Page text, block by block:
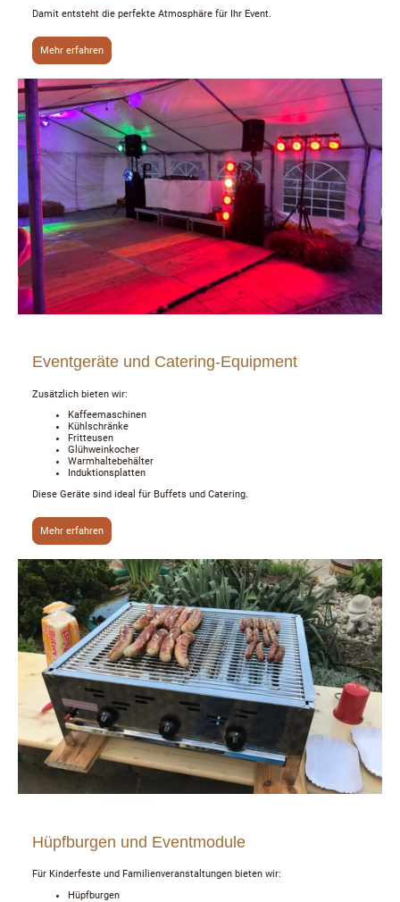
Damit entsteht die perfekte Atmosphäre für Ihr Event.
Mehr erfahren
Eventgeräte und Catering-Equipment
Zusätzlich bieten wir:
Kaffeemaschinen
Kühlschränke
Fritteusen
Glühweinkocher
Warmhaltebehälter
Induktionsplatten
Diese Geräte sind ideal für Buffets und Catering.
Mehr erfahren
Hüpfburgen und Eventmodule
Für Kinderfeste und Familienveranstaltungen bieten wir:
Hüpfburgen